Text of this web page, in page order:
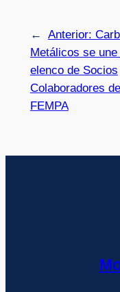
← Anterior:
Metálicos se une
elenco de Socios
Colaboradores de
FEMPA